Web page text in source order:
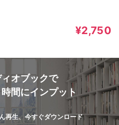
¥2,750
オブックで
間にインプット
再生、今すぐダウンロード